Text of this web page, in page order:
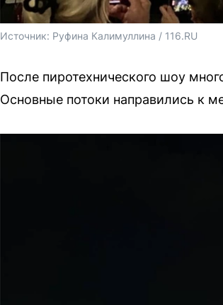
Источник: Руфина Калимуллина / 116.RU
После пиротехнического шоу
Основные потоки направились к